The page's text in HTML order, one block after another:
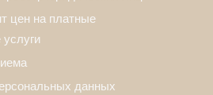
цен на платные
данных